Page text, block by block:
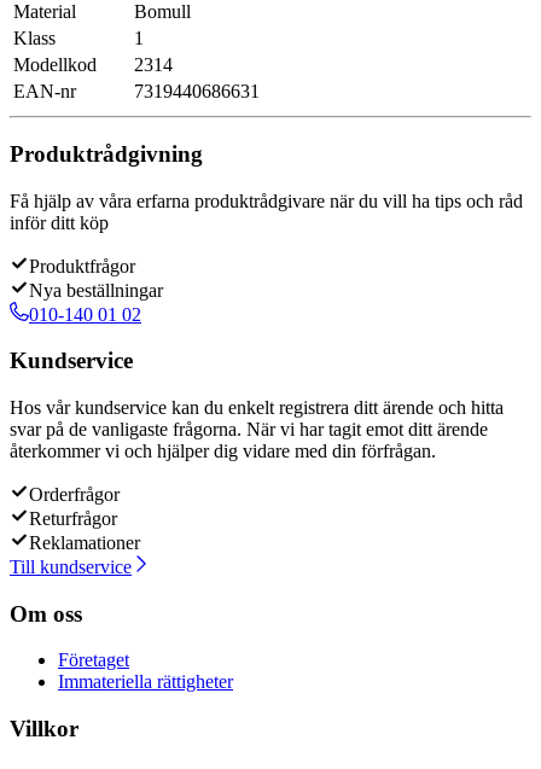
Material
Bomull
Klass
1
Modellkod
2314
EAN-nr
7319440686631
Produktrådgivning
Få hjälp av våra erfarna produktrådgivare när du vill ha tips och råd
inför ditt köp
Produktfrågor
Nya beställningar
010-140 01 02
Kundservice
Hos vår kundservice kan du enkelt registrera ditt ärende och hitta
svar på de vanligaste frågorna. När vi har tagit emot ditt ärende
återkommer vi och hjälper dig vidare med din förfrågan.
Orderfrågor
Returfrågor
Reklamationer
Till kundservice
Om oss
Företaget
Immateriella rättigheter
Villkor